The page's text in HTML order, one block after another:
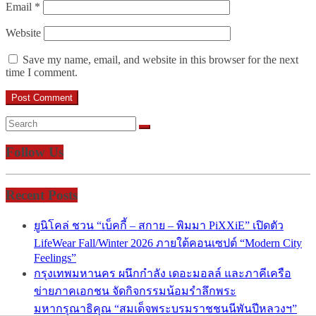
Email *
Website
Save my name, email, and website in this browser for the next
time I comment.
Follow Us
Recent Posts
ยูนิโคล่ ชวน “เบ็คกี้ – สกาย – พิมมา PiXXiE” เปิดตัว
LifeWear Fall/Winter 2026 ภายใต้คอนเซปต์ “Modern City
Feelings”
กรุงเทพมหานคร ผนึกกำลัง เดอะมอลล์ และภาคีเครือ
ข่ายภาคเอกชน จัดกิจกรรมน้อมรำลึกพระ
มหากรุณาธิคุณ “สมเด็จพระบรมราชชนนีพันปีหลวงฯ”